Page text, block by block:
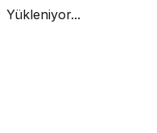
Yükleniyor...